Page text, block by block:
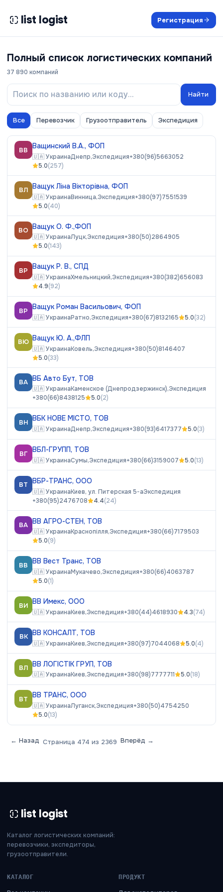
list logist Регистрация
Полный список логистических компаний
37 890 компаний
Найти
Все Перевозчик Грузоотправитель Экспедиция
ВВ Ващинский В.А., ФОП
🇺🇦УкраинаДнепр,Экспедиция+380(96)5663052
5.0(257)
ВЛ Ващук Ліна Вікторівна, ФОП
🇺🇦УкраинаВинница,Экспедиция+380(97)7551539
5.0(40)
ВО Ващук О. Ф.,ФОП
🇺🇦УкраинаЛуцк,Экспедиция+380(50)2864905
5.0(143)
ВР Ващук Р. В., СПД
🇺🇦УкраинаХмельницкий,Экспедиция+380(382)656083
4.9(92)
ВР Ващук Роман Васильович, ФОП
🇺🇦УкраинаРатно,Экспедиция+380(67)8132165 5.0(32)
ВЮ Ващук Ю. А.,ФЛП
🇺🇦УкраинаКовель,Экспедиция+380(50)8146407
5.0(33)
ВА ВБ Авто Бут, ТОВ
🇺🇦УкраинаКаменское (Днепродзержинск),Экспедиция
+380(66)8438125
5.0(2)
ВН ВБК НОВЕ МІСТО, ТОВ
🇺🇦УкраинаДнепр,Экспедиция+380(93)6417377 5.0(3)
ВГ ВБЛ-ГРУПП, ТОВ
🇺🇦УкраинаСумы,Экспедиция+380(66)3159007 5.0(13)
ВТ ВБР-ТРАНС, ООО
🇺🇦УкраинаКиев, ул. Питерская 5-аЭкспедиция
+380(95)2476708
4.4(24)
ВА ВВ АГРО-СТЕН, ТОВ
🇺🇦УкраинаКраснопілля,Экспедиция+380(66)7179503
5.0(9)
ВВ ВВ Вест Транс, ТОВ
🇺🇦УкраинаМукачево,Экспедиция+380(66)4063787
5.0(1)
ВИ ВВ Имекс, ООО
🇺🇦УкраинаКиев,Экспедиция+380(44)4618930 4.3(74)
ВК ВВ КОНСАЛТ, ТОВ
🇺🇦УкраинаКиев,Экспедиция+380(97)7044068 5.0(4)
ВЛ ВВ ЛОГІСТІК ГРУП, ТОВ
🇺🇦УкраинаКиев,Экспедиция+380(98)7777711 5.0(18)
ВТ ВВ ТРАНС, ООО
🇺🇦УкраинаЛуганск,Экспедиция+380(50)4754250
5.0(13)
← Назад Страница 474 из 2369 Вперёд →
list logist
Каталог логистических компаний:
перевозчики, экспедиторы,
грузоотправители.
КАТАЛОГ ПРОДУКТ